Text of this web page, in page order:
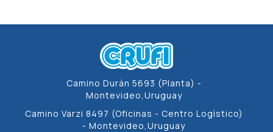
Camino Durán 5693 (Planta) -
Montevideo,Uruguay
Camino Varzi 8497 (Oficinas - Centro Logìstico)
- Montevideo,Uruguay